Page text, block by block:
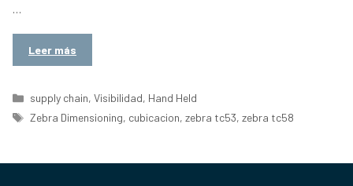
…
Leer más
Categorías
supply chain,Visibilidad, Hand Held
Etiquetas
Zebra Dimensioning, cubicacion,zebra tc53,zebra tc58